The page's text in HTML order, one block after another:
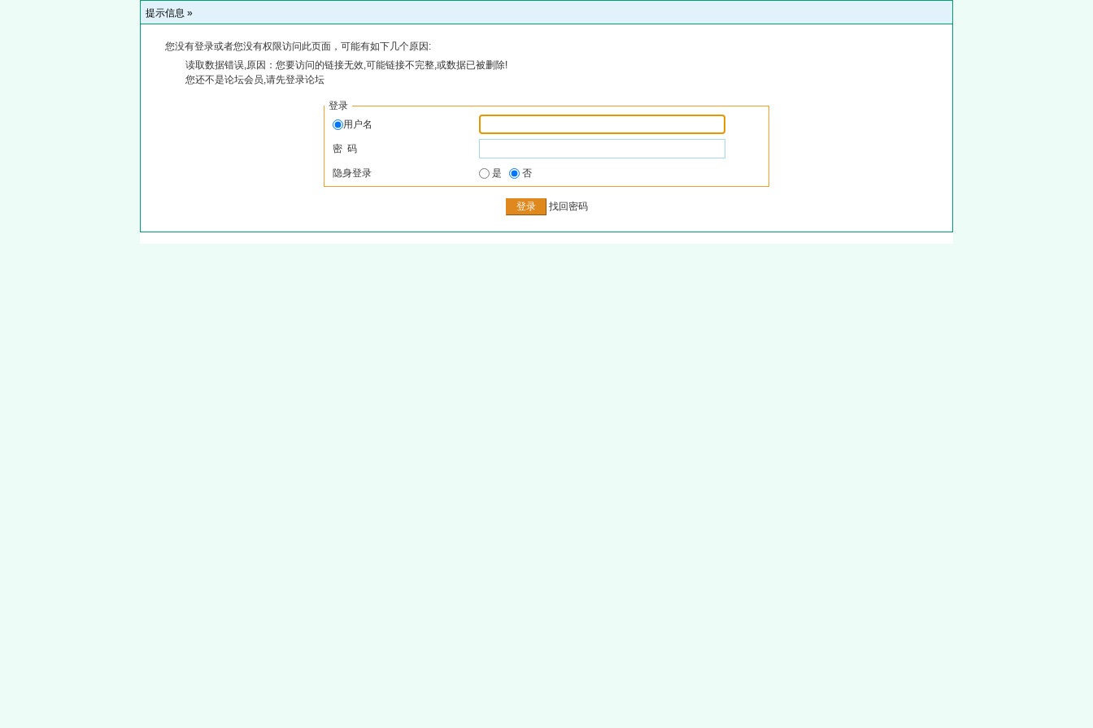
提示信息 »
您没有登录或者您没有权限访问此页面，可能有如下几个原因:
读取数据错误,原因：您要访问的链接无效,可能链接不完整,或数据已被删除!
您还不是论坛会员,请先登录论坛
登录
用户名
密 码
隐身登录 是 否
找回密码